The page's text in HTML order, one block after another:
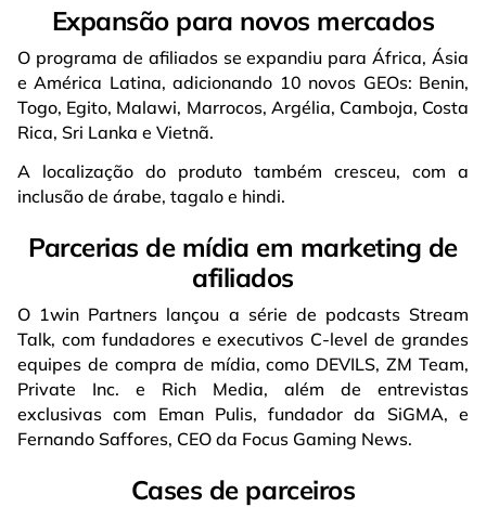
Expansão para novos mercados
O programa de afiliados se expandiu para África, Ásia
e América Latina, adicionando 10 novos GEOs: Benin,
Togo, Egito, Malawi, Marrocos, Argélia, Camboja, Costa
Rica, Sri Lanka e Vietnã.
A localização do produto também cresceu, com a
inclusão de árabe, tagalo e hindi.
Parcerias de mídia em marketing de
afiliados
O 1win Partners lançou a série de podcasts Stream
Talk, com fundadores e executivos C-level de grandes
equipes de compra de mídia, como DEVILS, ZM Team,
Private Inc. e Rich Media, além de entrevistas
exclusivas com Eman Pulis, fundador da SiGMA, e
Fernando Saffores, CEO da Focus Gaming News.
Cases de parceiros